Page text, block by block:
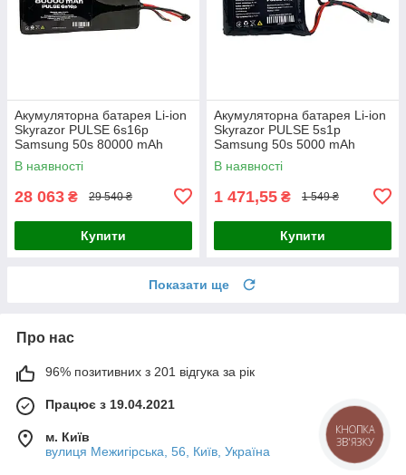
Акумуляторна батарея Li-ion
Skyrazor PULSE 6s16p
Samsung 50s 80000 mAh
спарка INR21700
В наявності
28 063 ₴ 29 540 ₴
Купити
Акумуляторна батарея Li-ion
Skyrazor PULSE 5s1p
Samsung 50s 5000 mAh
спарка INR21700
В наявності
1 471,55 ₴ 1 549 ₴
Купити
Показати ще
Про нас
96% позитивних з 201 відгука за рік
Працює з 19.04.2021
м. Київ
вулиця Межигірська, 56, Київ, Україна
КНОПКА
ЗВ'ЯЗКУ